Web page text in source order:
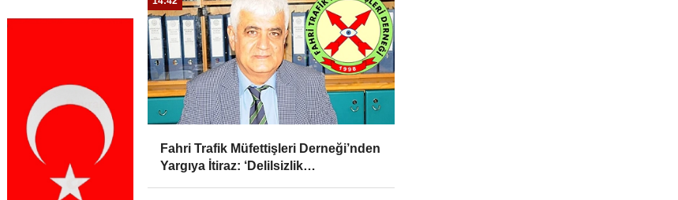
Fahri Trafik Müfettişleri Derneği’nden
Yargıya İtiraz: ‘Delilsizlik